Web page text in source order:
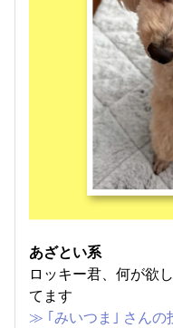
あざとい系
ロッキー君、何が欲
てます
≫ ｢みいつま｣ さんの